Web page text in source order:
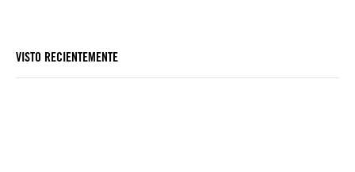
VISTO RECIENTEMENTE